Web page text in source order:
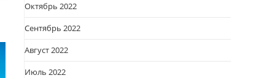
Октябрь 2022
Сентябрь 2022
Август 2022
Июль 2022